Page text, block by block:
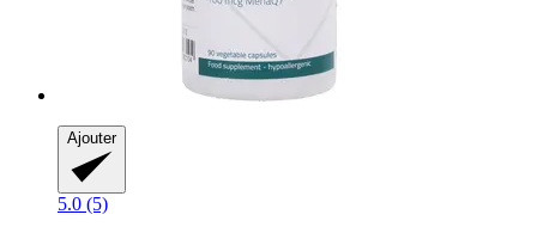
Ajouter
5.0 (5)